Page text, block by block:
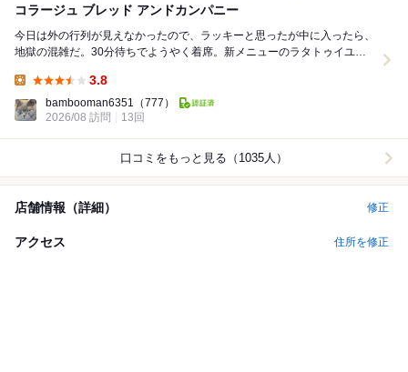
コラージュ ブレッド アンドカンパニー
今日は外の行列が見えなかったので、ラッキーと思ったが中に入ったら、
地獄の混雑だ。30分待ちでようやく着席。新メニューのラタトゥイユ・
3.8
bambooman6351 （777）
2026/08 訪問
13回
口コミをもっと見る（1035人）
店舗情報（詳細） 修正
アクセス 住所を修正